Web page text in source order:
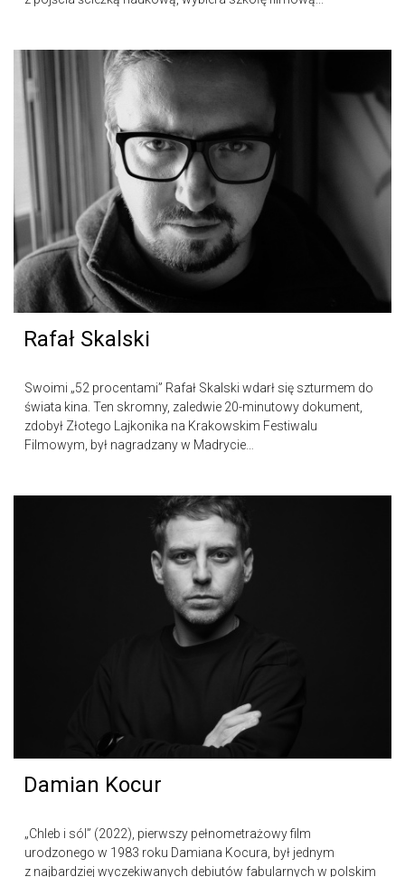
Rafał Skalski
Swoimi „52 procentami” Rafał Skalski wdarł się szturmem do
świata kina. Ten skromny, zaledwie 20-minutowy dokument,
zdobył Złotego Lajkonika na Krakowskim Festiwalu
Filmowym, był nagradzany w Madrycie…
Damian Kocur
„Chleb i sól” (2022), pierwszy pełnometrażowy film
urodzonego w 1983 roku Damiana Kocura, był jednym
z najbardziej wyczekiwanych debiutów fabularnych w polskim